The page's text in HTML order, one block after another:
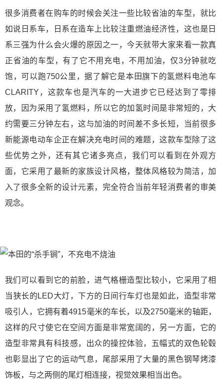
很多消费者在购车的时候会关注一些比较省油的车型，就比
如说日系车，日系在造车上比较注重燃油经济性，这也是日
系三强为什么会火爆的原因之一，今天就带大家来看一款真
正省油的车型，有了它不用充电，不用加油，仅3分钟就吃
饱，可以跑750公里，据了解它是本田旗下的氢燃料电池车
CLARITY，这款车也是汽车的一大进步它已经达到了零排
放，因为采用了氢燃料，所以它的加氢时间是非常短的，大
约需要三分钟左右，这与加油的时间差不多长短，当前很多
新能源电动车企正在解决充电时间的难题，这款车型除了这
些优势之外，还有其它诸多亮点，我们可以看到在外观方
面，它采用了最新的家族设计风格，整体风格较为简洁，加
入了很多全新的设计元素，完全符合当前年轻消费者的审美
观念。
我们可以看到它的前脸，进气格栅造型比较小，它采用了相
当狭长的LED大灯，下方的日间行车灯也是如此，造型非常
吸引人，它拥有着4915毫米的车长，以及2750毫米的轴距，
这样的尺寸使它在空间方面是非常宽阔的，另一方面，它的
造型非常具有科技感，出众的操控体验，五幅式的双色轮毂
也彰显出了它的运动气息，尾部采用了大量的黑色钢琴烤漆
饰板，与之两侧的尾灯相连接，视觉效果相当出色。